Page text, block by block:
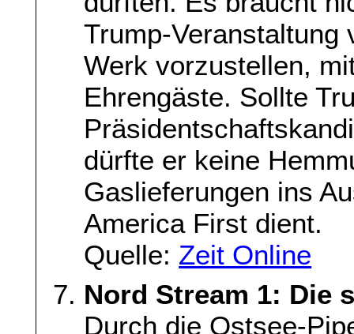
Trump-Veranstaltung
Werk vorzustellen,
Ehrengäste. Sollte
dürfte er keine
Gaslieferungen ins
America First dient.
Quelle: Zeit Online
Nord Stream 1: Die
Durch die Ostsee-